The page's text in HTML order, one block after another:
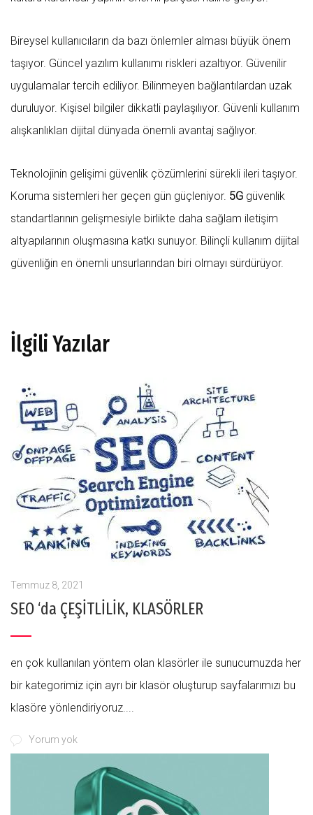
Bireysel kullanıcıların da bazı önlemler alması büyük önem
taşıyor. Güncel yazılım kullanımı riskleri azaltıyor. Güvenilir
uygulamalar tercih ediliyor. Bilinmeyen bağlantılardan uzak
duruluyor. Kişisel bilgiler dikkatli paylaşılıyor. Güvenli kullanım
alışkanlıkları dijital dünyada önemli avantaj sağlıyor.
Teknolojinin gelişimi güvenlik çözümlerini sürekli ileri taşıyor.
Koruma sistemleri her geçen gün güçleniyor. 5G güvenlik
standartlarının gelişmesiyle birlikte daha sağlam iletişim
altyapılarının oluşmasına katkı sunuyor. Bilinçli kullanım dijital
güvenliğin en önemli unsurlarından biri olmayı sürdürüyor.
İlgili Yazılar
Temmuz 8, 2021
SEO ‘da ÇEŞİTLİLİK, KLASÖRLER
en çok kullanılan yöntem olan klasörler ile sunucumuzda her
bir kategorimiz için ayrı bir klasör oluşturup sayfalarımızı bu
klasöre yönlendiriyoruz....
Yorum yok